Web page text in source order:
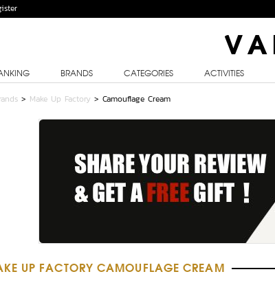
BRANDS CATEGORIES ACTIVITIES
> Make Up Factory > Camouflage Cream
UP FACTORY CAMOUFLAGE CREAM